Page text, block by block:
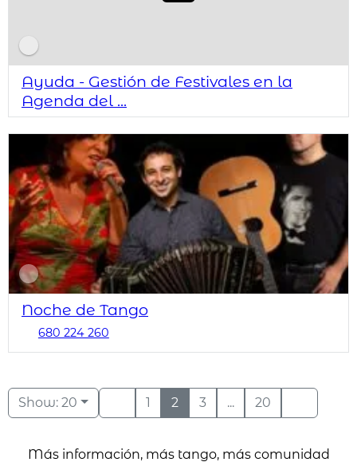
Ayuda - Gestión de Festivales en la
Agenda del ...
Noche de Tango
680 224 260
Show: 20 1 2 3 ... 20
Más información, más tango, más comunidad